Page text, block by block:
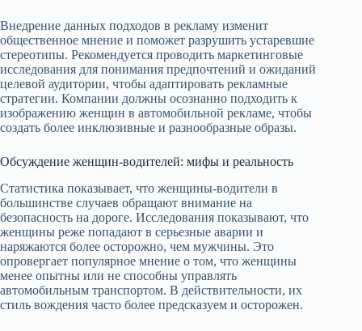
Внедрение данных подходов в рекламу изменит
общественное мнение и поможет разрушить устаревшие
стереотипы. Рекомендуется проводить маркетинговые
исследования для понимания предпочтений и ожиданий
целевой аудитории, чтобы адаптировать рекламные
стратегии. Компании должны осознанно подходить к
изображению женщин в автомобильной рекламе, чтобы
создать более инклюзивные и разнообразные образы.
Обсуждение женщин-водителей: мифы и реальность
Статистика показывает, что женщины-водители в
большинстве случаев обращают внимание на
безопасность на дороге. Исследования показывают, что
женщины реже попадают в серьезные аварии и
наряжаются более осторожно, чем мужчины. Это
опровергает популярное мнение о том, что женщины
менее опытны или не способны управлять
автомобильным транспортом. В действительности, их
стиль вождения часто более предсказуем и осторожен.